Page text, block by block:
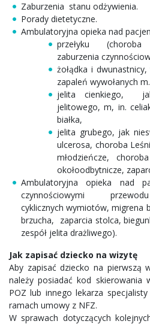
Zaburzenia stanu odżywienia.
Porady dietetyczne.
Ambulatoryjna opieka nad
przełyku
zaburzenia
żołądka i
zapaleń wywołanych
jelita cienkiego, jak
jelitowego, m, in.
białka,
jelita grubego, jak
ulcerosa, choroba
młodzieńcze,
okołoodbytnicze,
Ambulatoryjna opieka nad
czynnościowymi
cyklicznych wymiotów, migrena
brzucha, zaparcia stolca,
zespół jelita drażliwego).
Jak zapisać dziecko na wizytę
Aby zapisać dziecko na pierwszą
należy posiadać kod skierowania
POZ lub innego lekarza
ramach umowy z NFZ.
W sprawach dotyczących